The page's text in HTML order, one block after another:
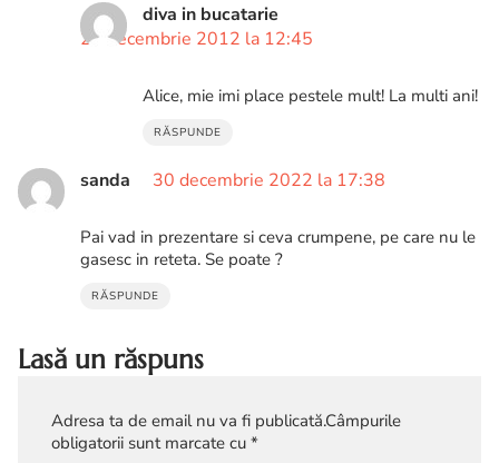
diva in bucatarie
29 decembrie 2012 la 12:45
Alice, mie imi place pestele mult! La multi ani!
RĂSPUNDE
sanda 30 decembrie 2022 la 17:38
Pai vad in prezentare si ceva crumpene, pe care nu le
gasesc in reteta. Se poate ?
RĂSPUNDE
Lasă un răspuns
Adresa ta de email nu va fi publicată.Câmpurile
obligatorii sunt marcate cu *